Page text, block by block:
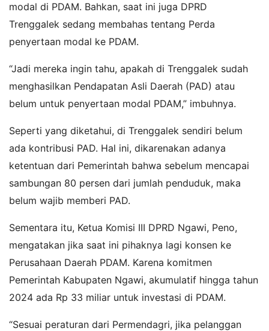
modal di PDAM. Bahkan, saat ini juga DPRD
Trenggalek sedang membahas tentang Perda
penyertaan modal ke PDAM.
“Jadi mereka ingin tahu, apakah di Trenggalek sudah
menghasilkan Pendapatan Asli Daerah (PAD) atau
belum untuk penyertaan modal PDAM,” imbuhnya.
Seperti yang diketahui, di Trenggalek sendiri belum
ada kontribusi PAD. Hal ini, dikarenakan adanya
ketentuan dari Pemerintah bahwa sebelum mencapai
sambungan 80 persen dari jumlah penduduk, maka
belum wajib memberi PAD.
Sementara itu, Ketua Komisi III DPRD Ngawi, Peno,
mengatakan jika saat ini pihaknya lagi konsen ke
Perusahaan Daerah PDAM. Karena komitmen
Pemerintah Kabupaten Ngawi, akumulatif hingga tahun
2024 ada Rp 33 miliar untuk investasi di PDAM.
“Sesuai peraturan dari Permendagri, jika pelanggan